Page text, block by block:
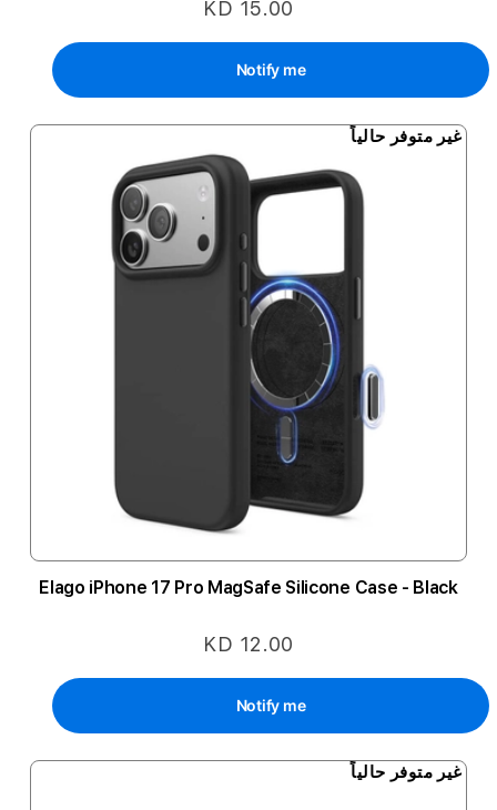
KD 15.00
Notify me
غير متوفر حالياً
Elago iPhone 17 Pro MagSafe Silicone Case - Black
KD 12.00
Notify me
غير متوفر حالياً